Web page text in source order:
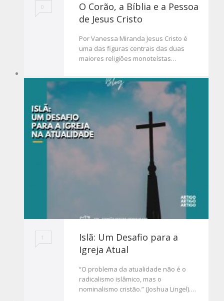
0
O Corão, a Bíblia e a Pessoa
de Jesus Cristo
Por Vanessa Miranda Jesus Cristo é
uma das figuras centrais das duas
maiores religiões monoteístas…
1
Islã: Um Desafio para a
Igreja Atual
“O problema da atualidade não é o
radicalismo islâmico, mas o
nominalismo cristão.” (Joshua Lingel)….